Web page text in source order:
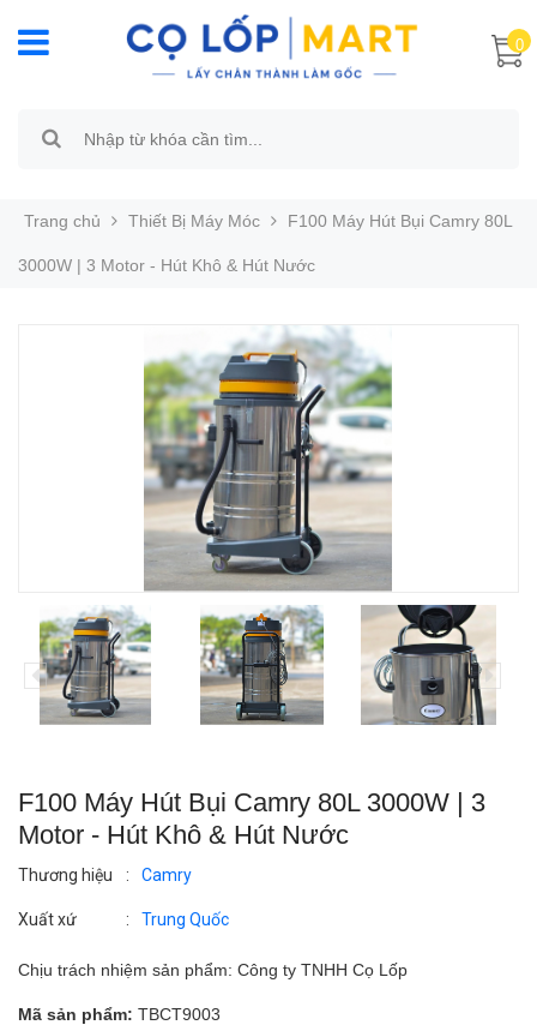
0
Trang chủ Thiết Bị Máy Móc F100 Máy Hút Bụi Camry 80L
3000W | 3 Motor - Hút Khô & Hút Nước
F100 Máy Hút Bụi Camry 80L 3000W | 3
Motor - Hút Khô & Hút Nước
Thương hiệu : Camry
Xuất xứ : Trung Quốc
Chịu trách nhiệm sản phẩm: Công ty TNHH Cọ Lốp
Mã sản phẩm: TBCT9003